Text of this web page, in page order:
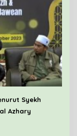
Syekh
Azhary